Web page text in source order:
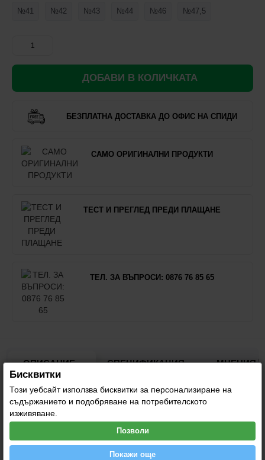
№41 №42 №43 №44 №46 №47,5
ДОБАВИ В КОЛИЧКАТА
БЕЗПЛАТНА ДОСТАВКА ДО ОФИС НА СПИДИ
САМО ОРИГИНАЛНИ ПРОДУКТИ
ТЕСТ И ПРЕГЛЕД ПРЕДИ ПЛАЩАНЕ
ТЕЛ. ЗА ВЪПРОСИ: 0876 76 85 65
ОПИСАНИЕ СПЕЦИФИКАЦИЯ МНЕНИЯ0
Обувките Timberland 6IN WR са със здравата конструкция и
ефективно предпазват крака от ниски температури.
- Горна част: първокачествен естествен набук.
- Технологията Defender Repellent Systems® осигурява
Бисквитки
Този уебсайт използва бисквитки за персонализиране на
съдържанието и подобряване на потребителското
изживяване.
Позволи
Покажи още